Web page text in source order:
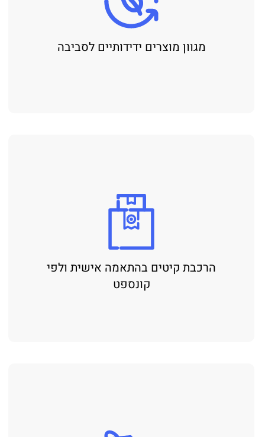
מגוון מוצרים ידידותיים לסביבה
הרכבת קיטים בהתאמה אישית ולפי
קונספט